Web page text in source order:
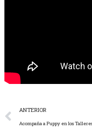
ANTERIOR